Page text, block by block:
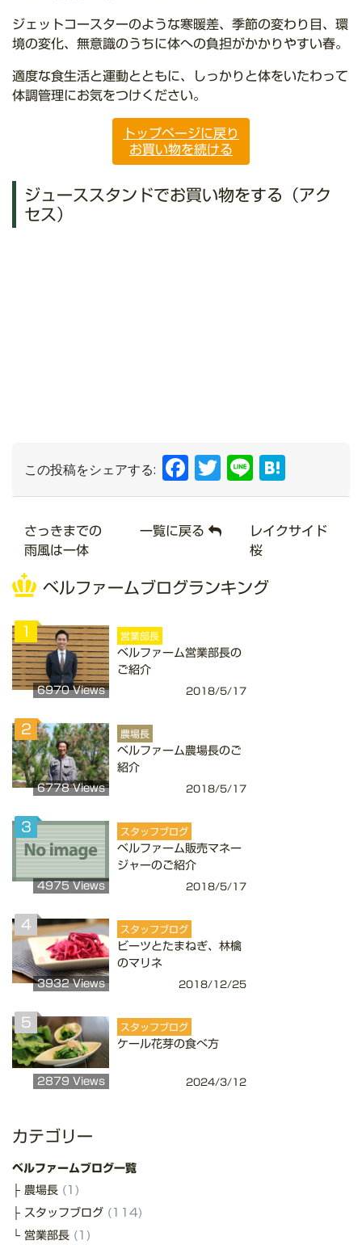
ジェットコースターのような寒暖差、季節の変わり目、環
境の変化、無意識のうちに体への負担がかかりやすい春。
適度な食生活と運動とともに、しっかりと体をいたわって
体調管理にお気をつけください。
トップページに戻り
お買い物を続ける
ジューススタンドでお買い物をする（アク
セス）
この投稿をシェアする: Facebook
Twitter
Line
さっきまでの
雨風は一体
一覧に戻る
レイクサイド
桜
ベルファームブログランキング
営業部長
ベルファーム営業部長の
ご紹介
6970 Views 2018/5/17
2 農場長
ベルファーム農場長のご
紹介
6778 Views 2018/5/17
3 スタッフブログ
ベルファーム販売マネー
ジャーのご紹介
4975 Views 2018/5/17
4 スタッフブログ
ビーツとたまねぎ、林檎
のマリネ
3932 Views 2018/12/25
5 スタッフブログ
ケール花芽の食べ方
2879 Views 2024/3/12
カテゴリー
ベルファームブログ一覧
農場長 (1)
スタッフブログ (114)
営業部長 (1)